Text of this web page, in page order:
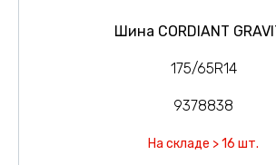
Шина CORDIANT
175/65R14
9378838
На складе > 16 шт.